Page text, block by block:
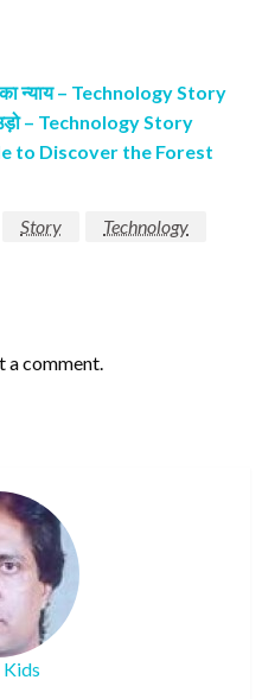
न्याय – Technology Story
– Technology Story
to Discover the Forest
Story Technology
a comment.